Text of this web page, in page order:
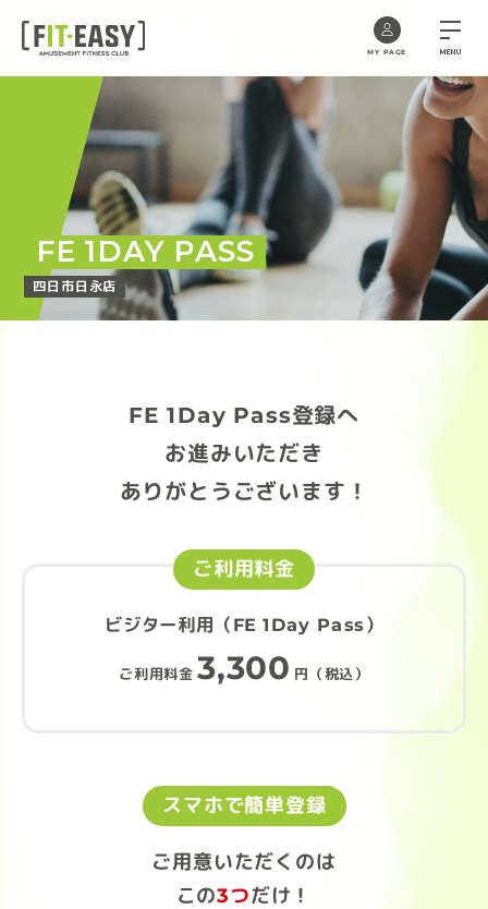
content
MY PAGE MENU
FE 1DAY PASS
四日市日永店
FE 1Day Pass登録へ
お進みいただき
ありがとうございます！
ご利用料金
ビジター利用（FE 1Day Pass）
ご利用料金 3,300 円（税込）
スマホで簡単登録
ご用意いただくのは
この3つだけ！